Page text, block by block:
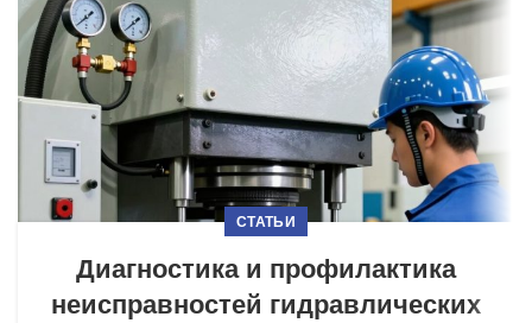
СТАТЬИ
Диагностика и профилактика
неисправностей гидравлических